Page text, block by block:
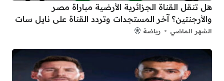
هل تنقل القناة الجزائرية الأرضية مباراة مصر
والأرجنتين؟ آخر المستجدات وتردد القناة على نايل سات
الشهر الماضي رياضة